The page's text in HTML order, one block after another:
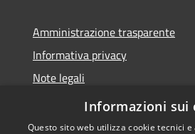
Amministrazione trasparente
Informativa privacy
Note legali
Dichiarazione di accessibilità
Informazioni sui
Questo sito web utilizza cookie tecnici